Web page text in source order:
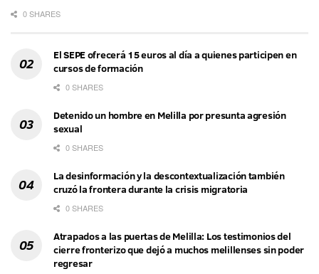
0 SHARES
El SEPE ofrecerá 15 euros al día a quienes participen en
cursos de formación
0 SHARES
Detenido un hombre en Melilla por presunta agresión
sexual
0 SHARES
La desinformación y la descontextualización también
cruzó la frontera durante la crisis migratoria
0 SHARES
Atrapados a las puertas de Melilla: Los testimonios del
cierre fronterizo que dejó a muchos melillenses sin poder
regresar